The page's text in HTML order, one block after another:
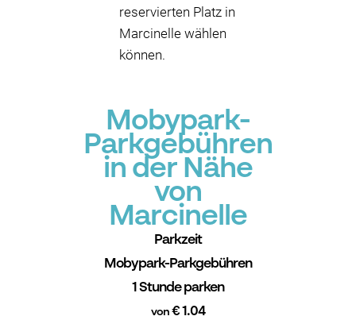
reservierten Platz in
Marcinelle wählen
können.
Mobypark-
Parkgebühren
in der Nähe
von
Marcinelle
Parkzeit
Mobypark-Parkgebühren
1 Stunde parken
von€ 1.04